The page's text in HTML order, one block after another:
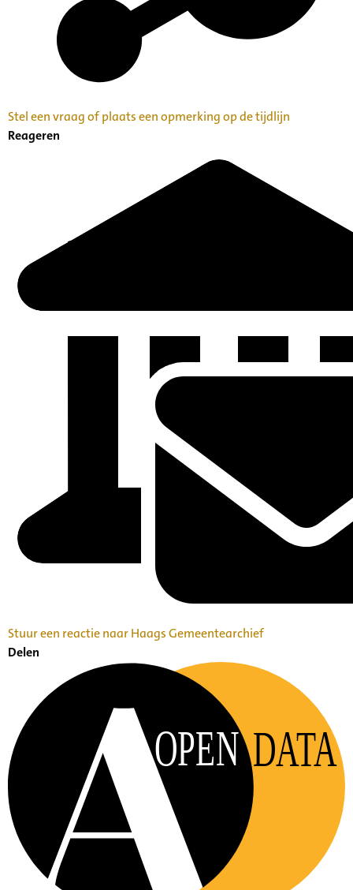
Stel een vraag of plaats een opmerking op de tijdlijn
Reageren
Stuur een reactie naar Haags Gemeentearchief
Delen
OPEN DATA